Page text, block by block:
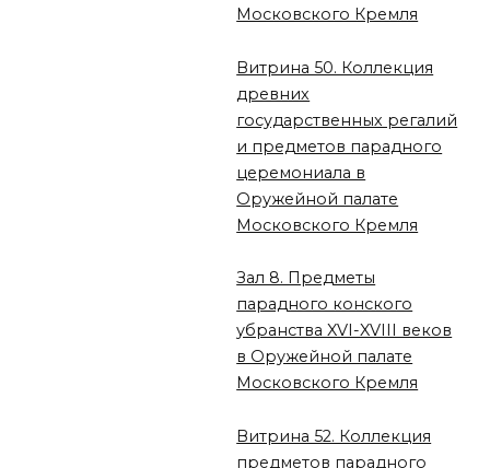
Московского Кремля
Витрина 50. Коллекция
древних
государственных регалий
и предметов парадного
церемониала в
Оружейной палате
Московского Кремля
Зал 8. Предметы
парадного конского
убранства XVI-XVIII веков
в Оружейной палате
Московского Кремля
Витрина 52. Коллекция
предметов парадного